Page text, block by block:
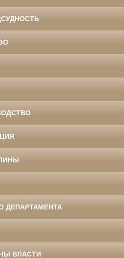
ДЕПАРТАМЕНТА
ВЛАСТИ